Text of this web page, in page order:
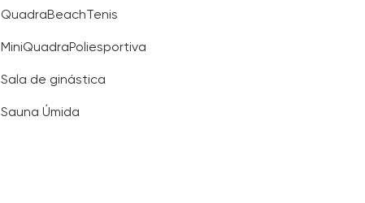
QuadraBeachTenis
MiniQuadraPoliesportiva
Sala de ginástica
Sauna Úmida